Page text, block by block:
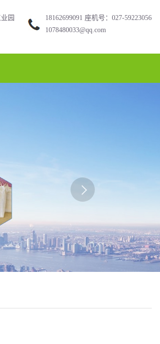
园
18162699091 座机号：027-59223056
1078480033@qq.com